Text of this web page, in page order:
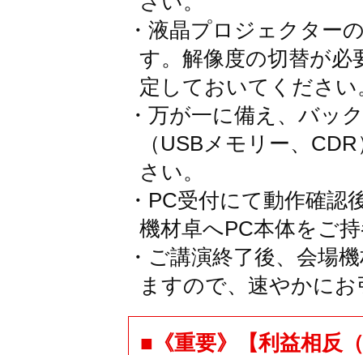
・液晶プロジェクター
す。解像度の切替が必
定しておいてください
・万が一に備え、バッ
（USBメモリー、
さい。
・PC受付にて動作確認
機材卓へPC本体をご
・ご講演終了後、会場
ますので、速やかに
■《重要》【利益相反